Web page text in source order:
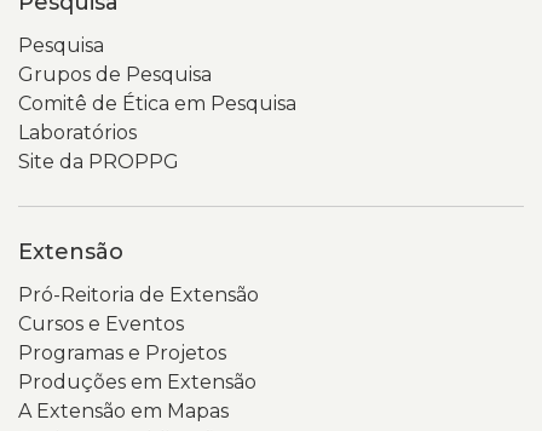
Pesquisa
Grupos de Pesquisa
Comitê de Ética em Pesquisa
Laboratórios
Site da PROPPG
Extensão
Pró-Reitoria de Extensão
Cursos e Eventos
Programas e Projetos
Produções em Extensão
A Extensão em Mapas